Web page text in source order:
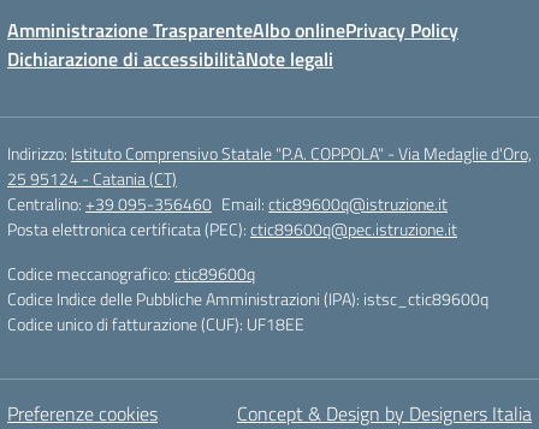
Amministrazione TrasparenteAlbo onlinePrivacy Policy
Dichiarazione di accessibilitàNote legali
Indirizzo: Istituto Comprensivo Statale "P.A. COPPOLA" - Via Medaglie d'Oro,
25 95124 - Catania (CT)
Centralino:+39 095-356460 Email:ctic89600q@istruzione.it
Posta elettronica certificata (PEC):ctic89600q@pec.istruzione.it
Codice meccanografico:ctic89600q
Codice Indice delle Pubbliche Amministrazioni (IPA): istsc_ctic89600q
Codice unico di fatturazione (CUF): UF18EE
Preferenze cookies Concept & Design by Designers Italia